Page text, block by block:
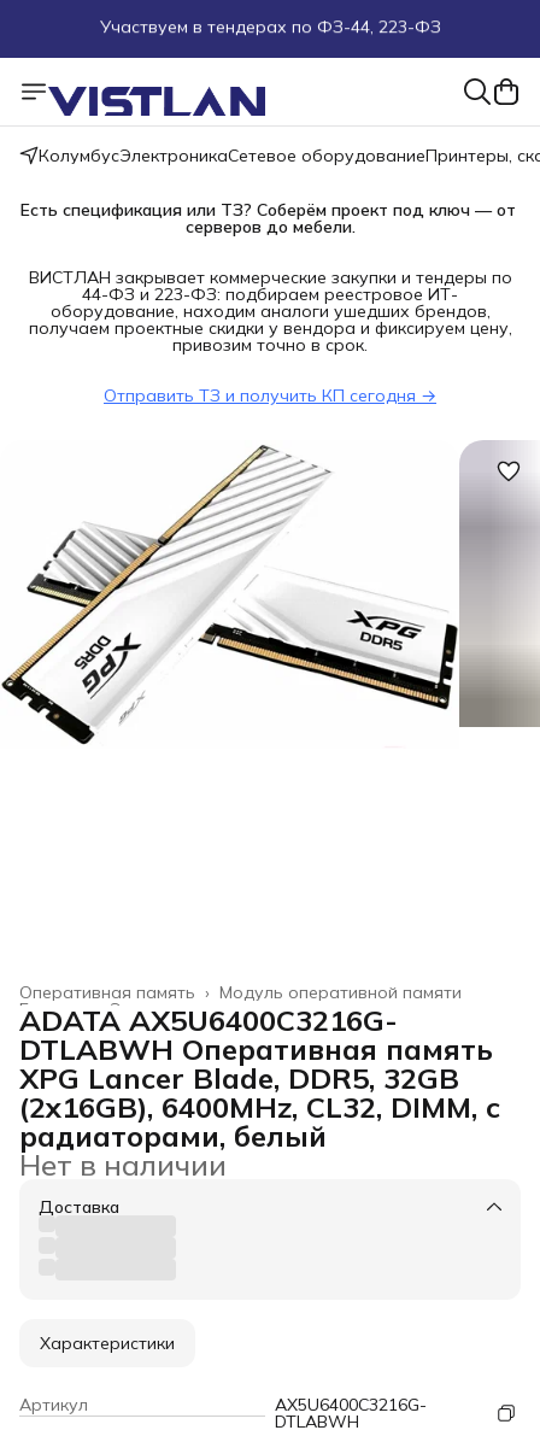
Поможем подобрать оборудование под ТЗ
Пуско-наладочные работы
Пришлите запрос на e-mail или в чат
Более 100 000 позиций в наличии и под заказ
КолумбусЭлектроникаСетевое оборудованиеПринтеры,
Есть спецификация или ТЗ? Соберём проект под ключ — от
серверов до мебели.
ВИСТЛАН закрывает коммерческие закупки и тендеры по
44-ФЗ и 223-ФЗ: подбираем реестровое ИТ-
оборудование, находим аналоги ушедших брендов,
получаем проектные скидки у вендора и фиксируем цену,
привозим точно в срок.
Отправить ТЗ и получить КП сегодня →
Модуль оперативной памяти
Оперативная память ›
Электроника
Главная ›
ADATA AX5U6400C3216G-
DTLABWH Оперативная память
XPG Lancer Blade, DDR5, 32GB
(2x16GB), 6400MHz, CL32, DIMM, с
радиаторами, белый
Нет в наличии
Доставка
Характеристики
Артикул AX5U6400C3216G-
DTLABWH